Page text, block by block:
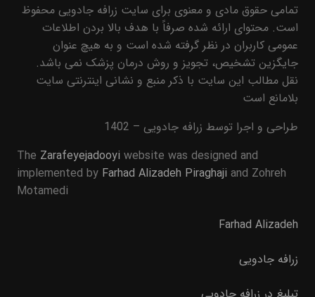
تمامی حقوق مادی و معنوی برای سایت زرافه جادویی محفوظ
است. محتوای ارائه شده صرفاً با هدف بالا بردن اطلاعات
عمومی کاربران در نظر گرفته شده است و به هیچ عنوان
جایگزین تشخیص، تجویز و روش درمان پزشک نمی باشد.
نقل مطالب این سایت با ذکر منبع و نشانی اینترنتی سایت
بلامانع است
طراحی و اجرا توسط زرافه جادویی – 1402
The Zarafeyejadooyi website was designed and
implemented by Farhad Alizadeh Piraghaji and Zohreh
Motamedi
Farhad Alizadeh
زرافه جادویی